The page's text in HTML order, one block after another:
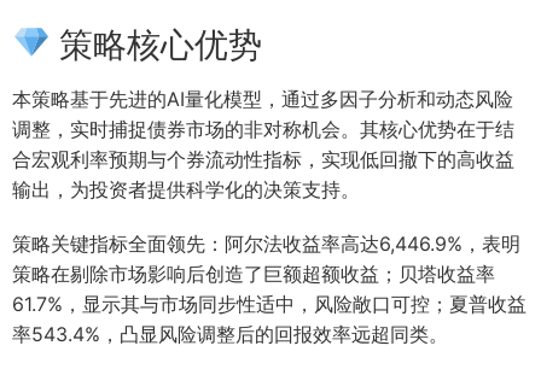
策略核心优势
本策略基于先进的AI量化模型，通过多因子分析和动态风险
调整，实时捕捉债券市场的非对称机会。其核心优势在于结
合宏观利率预期与个券流动性指标，实现低回撤下的高收益
输出，为投资者提供科学化的决策支持。
策略关键指标全面领先：阿尔法收益率高达6,446.9%，表明
策略在剔除市场影响后创造了巨额超额收益；贝塔收益率
61.7%，显示其与市场同步性适中，风险敞口可控；夏普收益
率543.4%，凸显风险调整后的回报效率远超同类。